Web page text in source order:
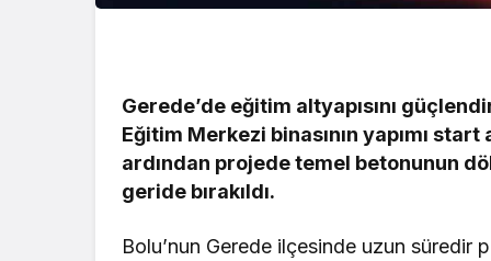
Gerede’de eğitim altyapısını
Eğitim Merkezi binasının yapımı
ardından projede temel betonunun
geride bırakıldı.
Bolu’nun Gerede ilçesinde uzun süredir